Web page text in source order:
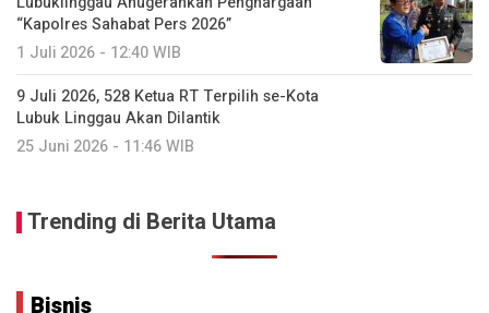
“Kapolres Sahabat Pers 2026”
1 Juli 2026 - 12:40 WIB
9 Juli 2026, 528 Ketua RT Terpilih se-Kota
Lubuk Linggau Akan Dilantik
25 Juni 2026 - 11:46 WIB
Trending di Berita Utama
Bisnis